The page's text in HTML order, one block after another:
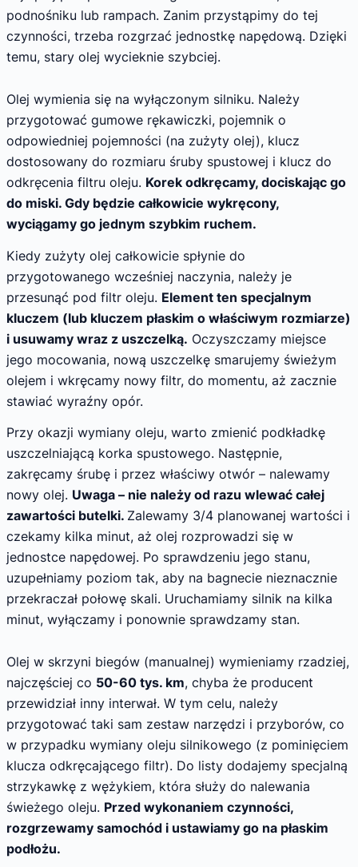
podnośniku lub rampach. Zanim przystąpimy do tej
czynności, trzeba rozgrzać jednostkę napędową. Dzięki
temu, stary olej wycieknie szybciej.
Olej wymienia się na wyłączonym silniku. Należy
przygotować gumowe rękawiczki, pojemnik o
odpowiedniej pojemności (na zużyty olej), klucz
dostosowany do rozmiaru śruby spustowej i klucz do
odkręcenia filtru oleju. Korek odkręcamy, dociskając go
do miski. Gdy będzie całkowicie wykręcony,
wyciągamy go jednym szybkim ruchem.
Kiedy zużyty olej całkowicie spłynie do
przygotowanego wcześniej naczynia, należy je
przesunąć pod filtr oleju. Element ten specjalnym
kluczem (lub kluczem płaskim o właściwym rozmiarze)
i usuwamy wraz z uszczelką. Oczyszczamy miejsce
jego mocowania, nową uszczelkę smarujemy świeżym
olejem i wkręcamy nowy filtr, do momentu, aż zacznie
stawiać wyraźny opór.
Przy okazji wymiany oleju, warto zmienić podkładkę
uszczelniającą korka spustowego. Następnie,
zakręcamy śrubę i przez właściwy otwór – nalewamy
nowy olej. Uwaga – nie należy od razu wlewać całej
zawartości butelki. Zalewamy 3/4 planowanej wartości i
czekamy kilka minut, aż olej rozprowadzi się w
jednostce napędowej. Po sprawdzeniu jego stanu,
uzupełniamy poziom tak, aby na bagnecie nieznacznie
przekraczał połowę skali. Uruchamiamy silnik na kilka
minut, wyłączamy i ponownie sprawdzamy stan.
Olej w skrzyni biegów (manualnej) wymieniamy rzadziej,
najczęściej co 50-60 tys. km, chyba że producent
przewidział inny interwał. W tym celu, należy
przygotować taki sam zestaw narzędzi i przyborów, co
w przypadku wymiany oleju silnikowego (z pominięciem
klucza odkręcającego filtr). Do listy dodajemy specjalną
strzykawkę z wężykiem, która służy do nalewania
świeżego oleju. Przed wykonaniem czynności,
rozgrzewamy samochód i ustawiamy go na płaskim
podłożu.